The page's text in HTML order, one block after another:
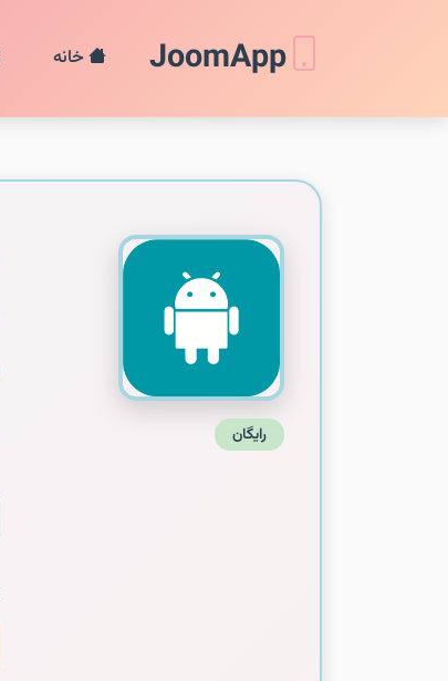
JoomApp خانه
رایگان